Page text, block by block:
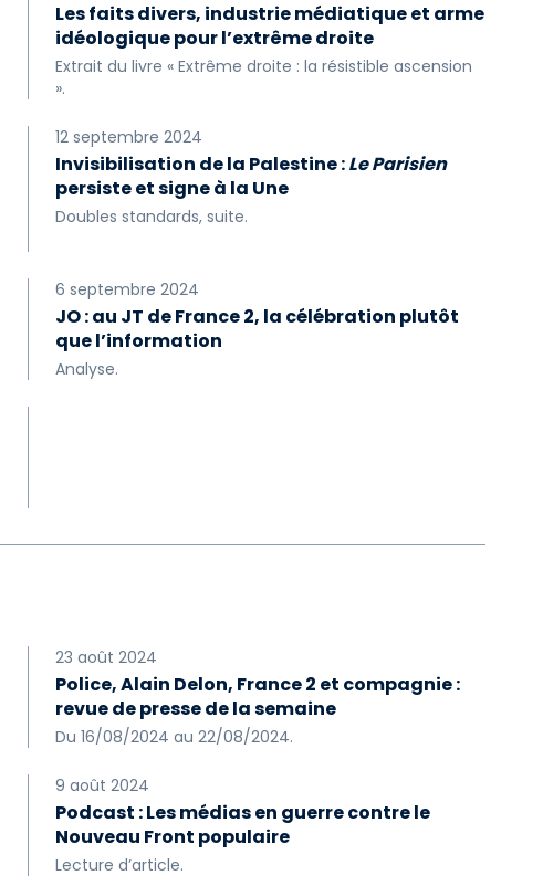
Les faits divers, industrie médiatique et arme
idéologique pour l’extrême droite
Extrait du livre « Extrême droite : la résistible ascension
».
12 septembre 2024
Invisibilisation de la Palestine :Le Parisien
persiste et signe à la Une
Doubles standards, suite.
6 septembre 2024
JO : au JT de France 2, la célébration plutôt
que l’information
Analyse.
23 août 2024
Police, Alain Delon, France 2 et compagnie :
revue de presse de la semaine
Du 16/08/2024 au 22/08/2024.
9 août 2024
Podcast : Les médias en guerre contre le
Nouveau Front populaire
Lecture d’article.